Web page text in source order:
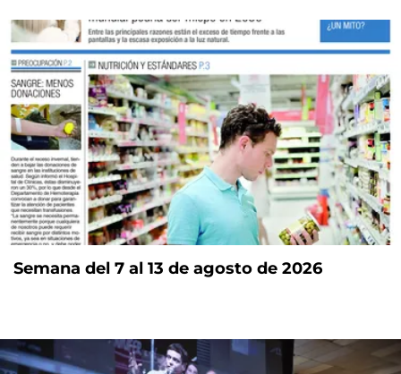
Semana del 7 al 13 de agosto de 2026